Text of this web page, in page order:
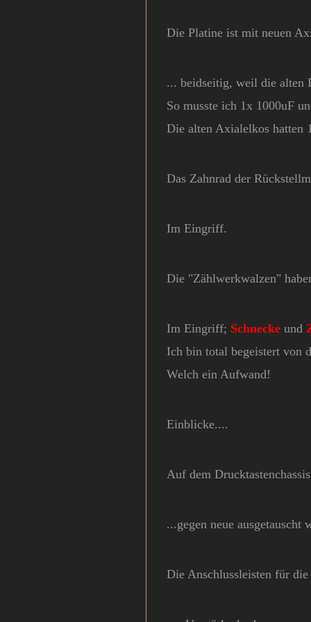
Die Platine ist mit neuen
... beidseitig, weil die alten
So musste ich 1x 1000uF
Die alten Axialelkos hatten
Das Zahnrad der
Im Eingriff.
Die "Zählwerkwalzen"
Im Eingriff; Schnecke und
Ich bin total begeistert von
Welch ein Aufwand!
Einblicke....
Auf dem
...gegen neue ausgetauscht
Die Anschlussleisten für die